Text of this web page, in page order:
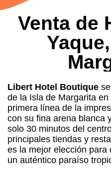
Venta de
Libert Hotel Boutique
de la Isla de Margarita en
primera línea de la
con su fina arena blanca
solo 30 minutos del
principales tiendas y
es la mejor elección
un auténtico paraíso